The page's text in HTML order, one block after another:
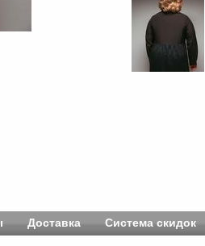
Доставка Система скидок